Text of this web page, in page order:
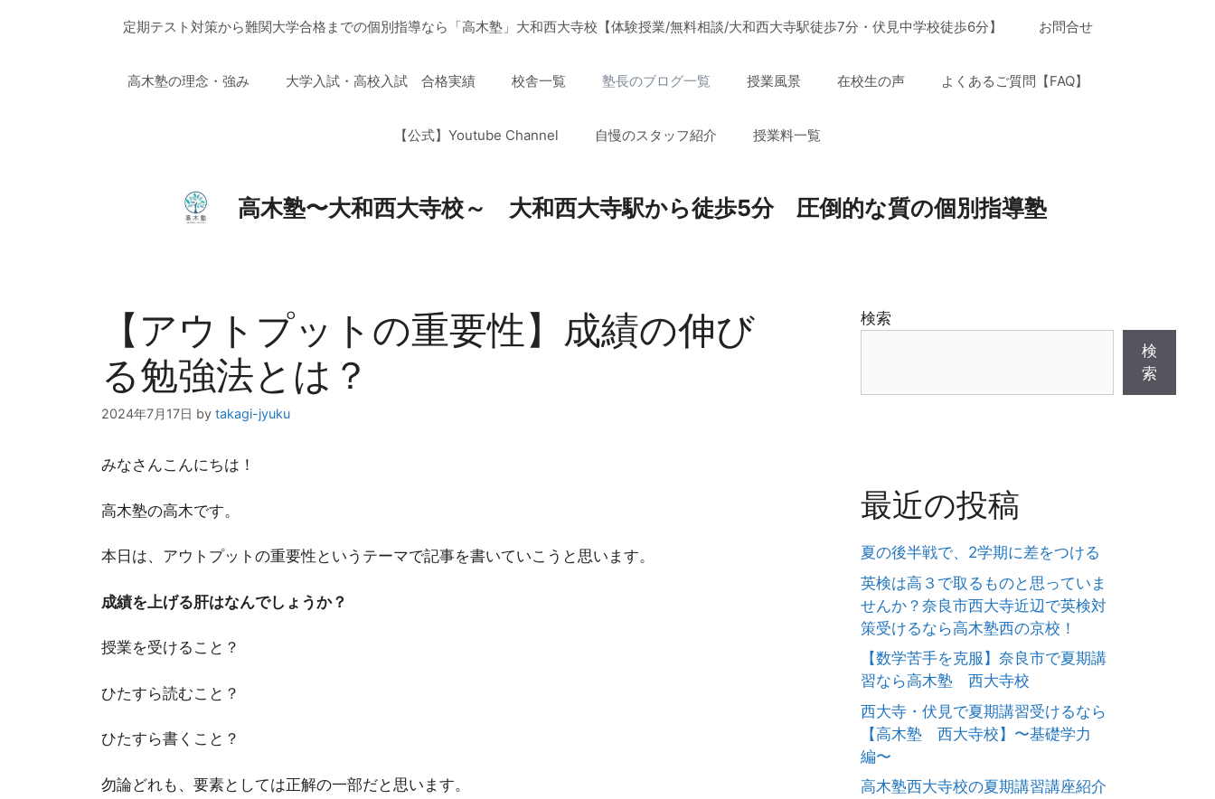
定期テスト対策から難関大学合格までの個別指導なら「高木塾」大和西大寺校【体験授業/無料相談/大和西大寺駅徒歩7分・伏見中学校徒歩6分】 お問合せ
高木塾の理念・強み 大学入試・高校入試 合格実績 校舎一覧 塾長のブログ一覧 授業風景 在校生の声 よくあるご質問【FAQ】
【公式】Youtube Channel 自慢のスタッフ紹介 授業料一覧
高木塾〜大和西大寺校～ 大和西大寺駅から徒歩5分 圧倒的な質の個別指導塾
【アウトプットの重要性】成績の伸び
る勉強法とは？
2024年7月17日 by takagi-jyuku
みなさんこんにちは！
高木塾の高木です。
本日は、アウトプットの重要性というテーマで記事を書いていこうと思います。
成績を上げる肝はなんでしょうか？
授業を受けること？
ひたすら読むこと？
ひたすら書くこと？
勿論どれも、要素としては正解の一部だと思います。
検索
検
索
最近の投稿
夏の後半戦で、2学期に差をつける
英検は高３で取るものと思っていま
せんか？奈良市西大寺近辺で英検対
策受けるなら高木塾西の京校！
【数学苦手を克服】奈良市で夏期講
習なら高木塾 西大寺校
西大寺・伏見で夏期講習受けるなら
【高木塾 西大寺校】〜基礎学力
編〜
高木塾西大寺校の夏期講習講座紹介